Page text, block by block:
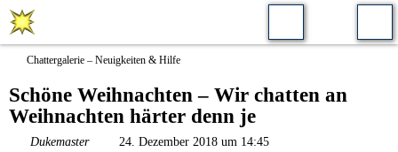
Chattergalerie – Neuigkeiten & Hilfe
Schöne Weihnachten – Wir chatten an
Weihnachten härter denn je
Dukemaster
24. Dezember 2018 um 14:45